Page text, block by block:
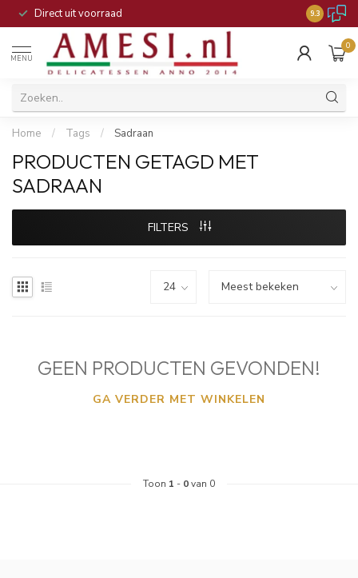
Direct uit voorraad 9.3
MENU
0
Home / Tags / Sadraan
PRODUCTEN GETAGD MET
SADRAAN
FILTERS
GEEN PRODUCTEN GEVONDEN!
GA VERDER MET WINKELEN
Toon 1 - 0van 0